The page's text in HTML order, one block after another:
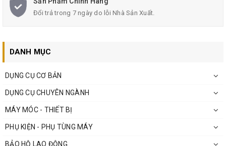
Đổi trả trong 7 ngày do lỗi Nhà Sản Xuất.
DANH MỤC
DỤNG CỤ CƠ BẢN
DỤNG CỤ CHUYÊN NGÀNH
MÁY MÓC - THIẾT BỊ
PHỤ KIỆN - PHỤ TÙNG MÁY
BẢO HỘ LAO ĐỘNG